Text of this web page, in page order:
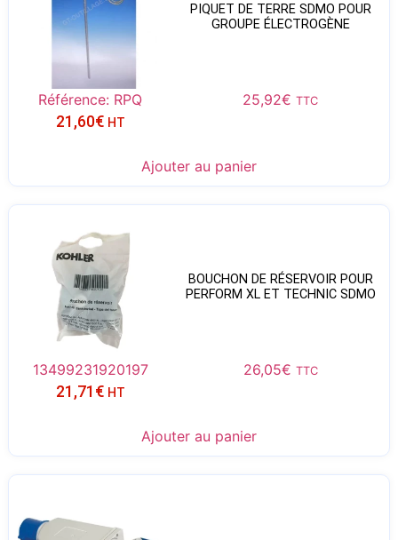
PIQUET DE TERRE SDMO POUR
GROUPE ÉLECTROGÈNE
Référence: RPQ 25,92€ TTC
21,60€ HT
Ajouter au panier
BOUCHON DE RÉSERVOIR POUR
PERFORM XL ET TECHNIC SDMO
13499231920197 26,05€ TTC
21,71 € HT
Ajouter au panier